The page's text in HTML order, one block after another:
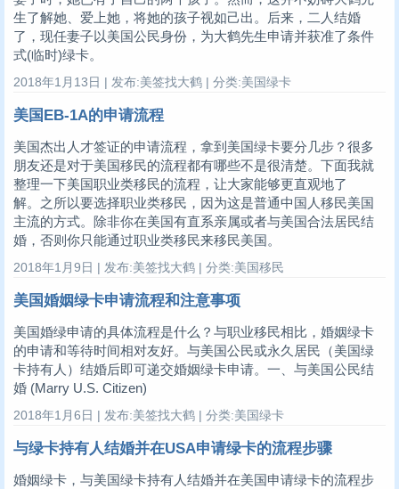
生了解她、爱上她，将她的孩子视如己出。后来，二人结婚
了，现任妻子以美国公民身份，为大鹤先生申请并获准了条件
式(临时)绿卡。
2018年1月13日 | 发布:美签找大鹤 | 分类:美国绿卡
美国EB-1A的申请流程
美国杰出人才签证的申请流程，拿到美国绿卡要分几步？很多
朋友还是对于美国移民的流程都有哪些不是很清楚。下面我就
整理一下美国职业类移民的流程，让大家能够更直观地了
解。‍‍‍‍‍‍‍‍‍‍‍‍‍之所以要选择职业类移民，因为这是普通中国人移民美国
主流的方式。除非你在美国有直系亲属或者与美国合法居民结
婚，否则你只能通过职业类移民来移民美国。‍‍
2018年1月9日 | 发布:美签找大鹤 | 分类:美国移民
美国婚姻绿卡申请流程和注意事项
美国婚绿申请的具体流程是什么？与职业移民相比，婚姻绿卡
的申请和等待时间相对友好。与美国公民或永久居民（美国绿
卡持有人）结婚后即可递交婚姻绿卡申请。一、与美国公民结
婚 (Marry U.S. Citizen)
2018年1月6日 | 发布:美签找大鹤 | 分类:美国绿卡
与绿卡持有人结婚并在USA申请绿卡的流程步骤
婚姻绿卡，与美国绿卡持有人结婚并在美国申请绿卡的流程步